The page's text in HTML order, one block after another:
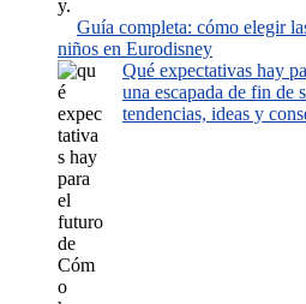
Guía completa: cómo elegir
niños en Eurodisney
Qué expectativas hay
una escapada de fin de
tendencias, ideas y